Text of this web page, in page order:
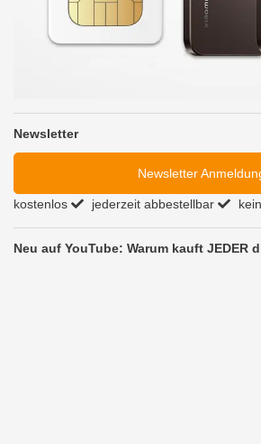
Newsletter
Newsletter
kostenlos jederzeit abbestellbar
Neu auf YouTube: Warum kauft JEDER